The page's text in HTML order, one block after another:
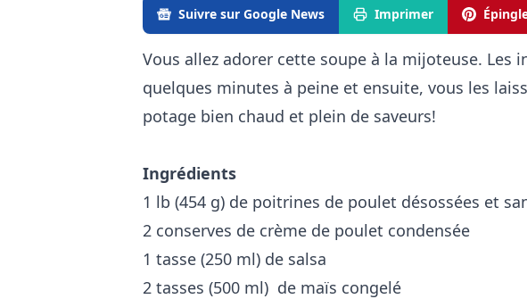
Suivre sur Google News Imprimer
Vous allez adorer cette soupe à la mijoteuse. Les
quelques minutes à peine et ensuite, vous les
potage bien chaud et plein de saveurs!
Ingrédients
1 lb (454 g) de poitrines de poulet désossées et
2 conserves de crème de poulet condensée
1 tasse (250 ml) de salsa
2 tasses (500 ml) de maïs congelé